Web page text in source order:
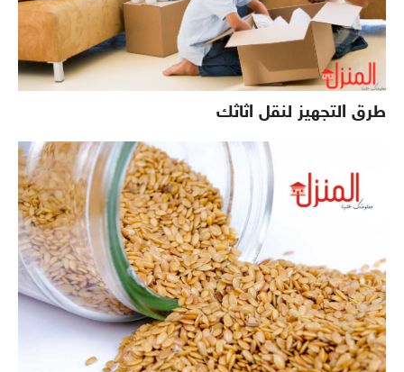
طرق التجهيز لنقل اثاثك